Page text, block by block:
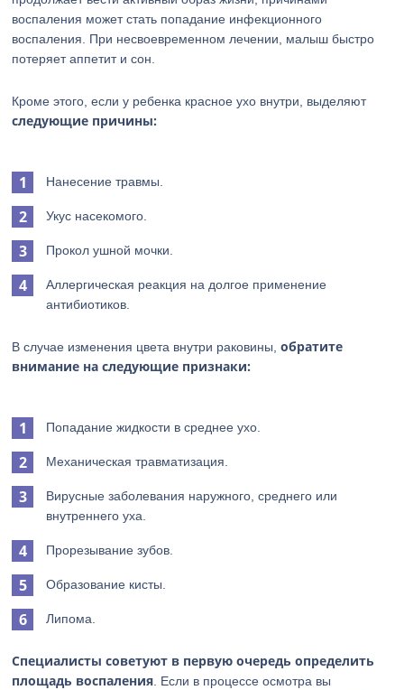
воспаления может стать попадание инфекционного
воспаления. При несвоевременном лечении, малыш быстро
потеряет аппетит и сон.
Кроме этого, если у ребенка красное ухо внутри, выделяют
следующие причины:
Нанесение травмы.
Укус насекомого.
Прокол ушной мочки.
Аллергическая реакция на долгое применение
антибиотиков.
В случае изменения цвета внутри раковины,обратите
внимание на следующие признаки:
Попадание жидкости в среднее ухо.
Механическая травматизация.
Вирусные заболевания наружного, среднего или
внутреннего уха.
Прорезывание зубов.
Образование кисты.
Липома.
Специалисты советуют в первую очередь определить
площадь воспаления . Если в процессе осмотра вы